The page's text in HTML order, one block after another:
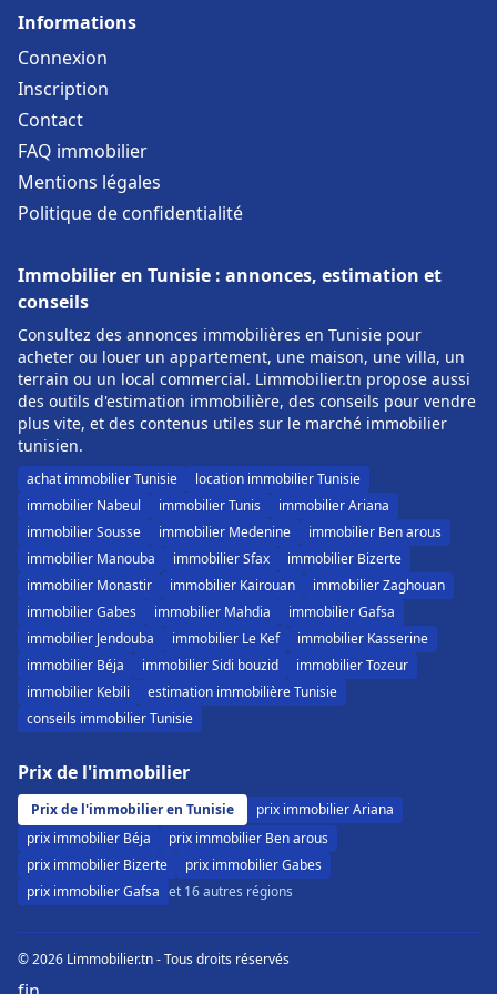
Informations
Connexion
Inscription
Contact
FAQ immobilier
Mentions légales
Politique de confidentialité
Immobilier en Tunisie : annonces, estimation et
conseils
Consultez des annonces immobilières en Tunisie pour
acheter ou louer un appartement, une maison, une villa, un
terrain ou un local commercial. Limmobilier.tn propose aussi
des outils d'estimation immobilière, des conseils pour vendre
plus vite, et des contenus utiles sur le marché immobilier
tunisien.
achat immobilier Tunisie
location immobilier Tunisie
immobilier Nabeul
immobilier Tunis
immobilier Ariana
immobilier Sousse
immobilier Medenine
immobilier Ben arous
immobilier Manouba
immobilier Sfax
immobilier Bizerte
immobilier Monastir
immobilier Kairouan
immobilier Zaghouan
immobilier Gabes
immobilier Mahdia
immobilier Gafsa
immobilier Jendouba
immobilier Le Kef
immobilier Kasserine
immobilier Béja
immobilier Sidi bouzid
immobilier Tozeur
immobilier Kebili
estimation immobilière Tunisie
conseils immobilier Tunisie
Prix de l'immobilier
Prix de l'immobilier en Tunisie
prix immobilier Ariana
prix immobilier Béja
prix immobilier Ben arous
prix immobilier Bizerte
prix immobilier Gabes
prix immobilier Gafsa et 16 autres régions
© 2026 Limmobilier.tn - Tous droits réservés